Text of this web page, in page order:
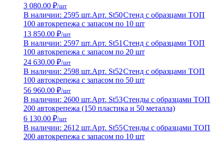
3 080.00 ₽/шт
В наличии: 2595 шт.Арт. St50Стенд с образцами ТОП
100 автокрепежа с запасом по 10 шт
13 850.00 ₽/шт
В наличии: 2597 шт.Арт. St51 Стенд с образцами ТОП
100 автокрепежа с запасом по 20 шт
24 630.00 ₽/шт
В наличии: 2598 шт.Арт. St52Стенд с образцами ТОП
100 автокрепежа с запасом по 50 шт
56 960.00 ₽/шт
В наличии: 2600 шт.Арт. St53Стенды с образцами ТОП
200 автокрепежа (150 пластика и 50 металла)
6 130.00 ₽/шт
В наличии: 2612 шт.Арт. St55Стенды с образцами ТОП
200 автокрепежа с запасом по 10 шт